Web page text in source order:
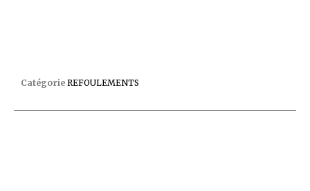
Catégorie REFOULEMENTS